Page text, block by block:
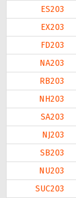
ES203
EX203
FD203
NA203
RB203
NH203
SA203
NJ203
SB203
NU203
SUC203